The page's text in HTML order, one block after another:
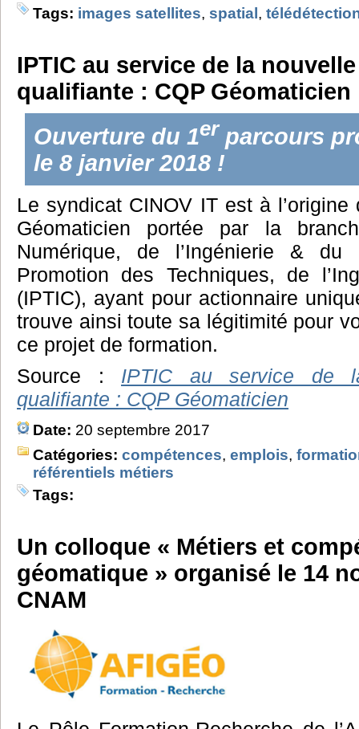
Tags: images satellites, spatial ,
IPTIC au service de la
qualifiante : CQP Géomaticien
Ouverture du 1er parcours
le 8 janvier 2018 !
Le syndicat CINOV IT est à
Géomaticien portée par la
Numérique, de l’Ingénierie & du
Promotion des Techniques, de
(IPTIC), ayant pour actionnaire
trouve ainsi toute sa légitimité pour
ce projet de formation.
Source : IPTIC au service de
qualifiante : CQP Géomaticien
Date: 20 septembre 2017
Catégories: compétences, emplois,
référentiels métiers
Tags:
Un colloque « Métiers et
géomatique » organisé le 14
CNAM